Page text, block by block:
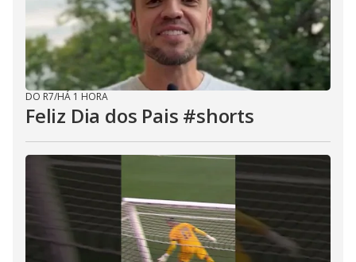
DO R7/HÁ 1 HORA
Feliz Dia dos Pais #shorts